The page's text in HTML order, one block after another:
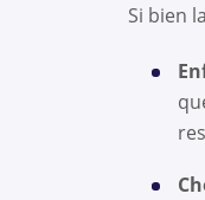
Si bien